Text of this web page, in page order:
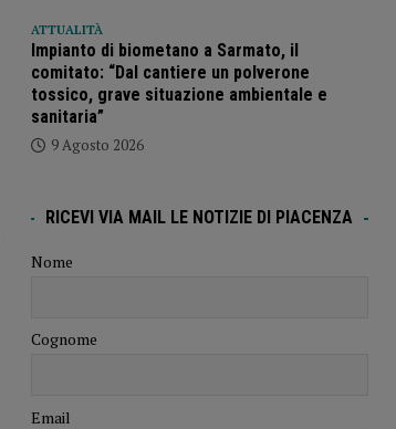
ATTUALITÀ
Impianto di biometano a Sarmato, il
comitato: “Dal cantiere un polverone
tossico, grave situazione ambientale e
sanitaria”
9 Agosto 2026
RICEVI VIA MAIL LE NOTIZIE DI PIACENZA
Nome
Cognome
Email